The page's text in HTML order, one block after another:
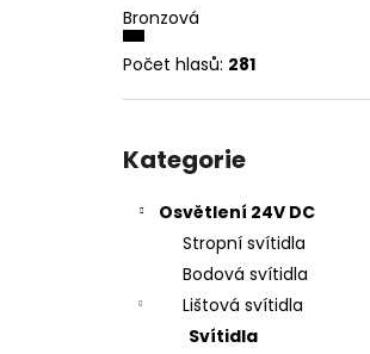
Bronzová
Počet hlasů: 281
kategorie
Kategorie
Osvětlení 24V DC
Stropní svítidla
Bodová svítidla
Lištová svítidla
Svítidla